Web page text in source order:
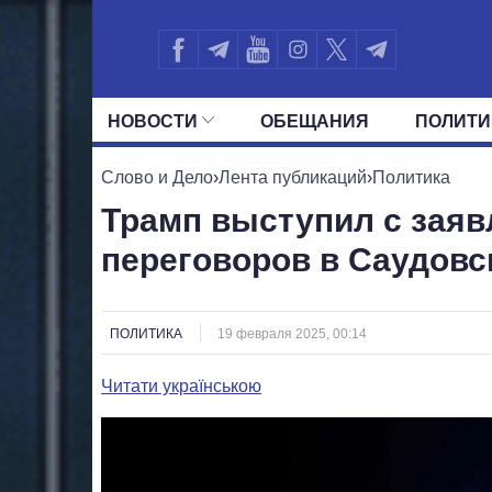
НОВОСТИ ОБЕЩАНИЯ
ВСЕ ПОЛИТИКИ ПРЕЗИДЕНТ И
Слово и Дело›Лента публикаций›Политика
Трамп выступил с
переговоров в
ПОЛИТИКА 19 февраля 2025, 00:14
Читати українською